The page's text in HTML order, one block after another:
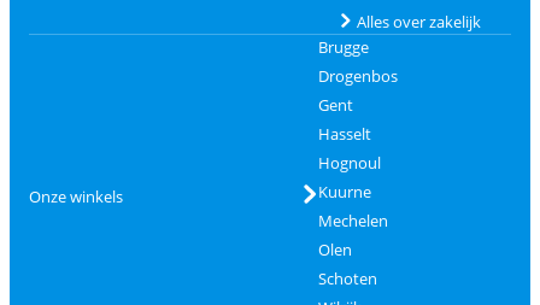
Alles over zakelijk
Onze winkels
Brugge
Drogenbos
Gent
Hasselt
Hognoul
Kuurne
Mechelen
Olen
Schoten